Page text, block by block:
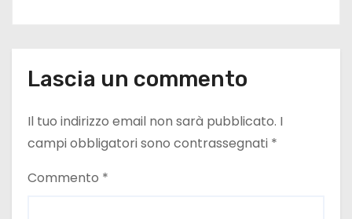
Lascia un commento
Il tuo indirizzo email non sarà pubblicato. I
campi obbligatori sono contrassegnati *
Commento *